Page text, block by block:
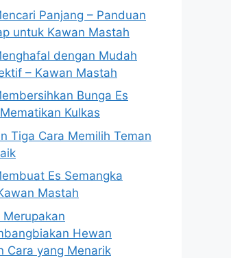
Panjang – Panduan
untuk Kawan Mastah
dengan Mudah
– Kawan Mastah
Bunga Es
Kulkas
Tiga Cara Memilih Teman
Es Semangka
Mastah
Merupakan
Hewan
Cara yang Menarik